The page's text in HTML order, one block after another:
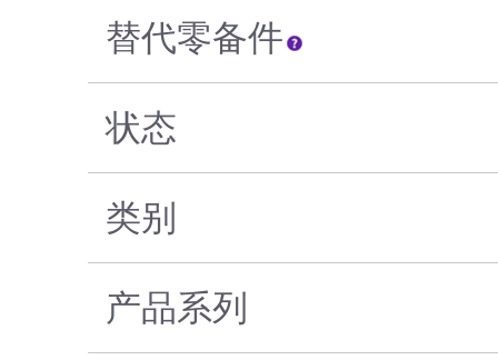
替代零备件
状态
类别
产品系列